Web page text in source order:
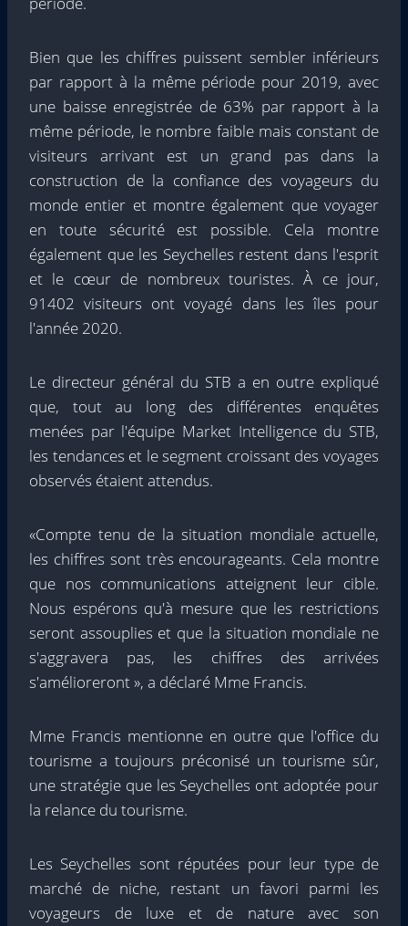
Bien que les chiffres puissent sembler inférieurs
par rapport à la même période pour 2019, avec
une baisse enregistrée de 63% par rapport à la
même période, le nombre faible mais constant de
visiteurs arrivant est un grand pas dans la
construction de la confiance des voyageurs du
monde entier et montre également que voyager
en toute sécurité est possible. Cela montre
également que les Seychelles restent dans l'esprit
et le cœur de nombreux touristes. À ce jour,
91402 visiteurs ont voyagé dans les îles pour
l'année 2020.
Le directeur général du STB a en outre expliqué
que, tout au long des différentes enquêtes
menées par l'équipe Market Intelligence du STB,
les tendances et le segment croissant des voyages
observés étaient attendus.
«Compte tenu de la situation mondiale actuelle,
les chiffres sont très encourageants. Cela montre
que nos communications atteignent leur cible.
Nous espérons qu'à mesure que les restrictions
seront assouplies et que la situation mondiale ne
s'aggravera pas, les chiffres des arrivées
s'amélioreront », a déclaré Mme Francis.
Mme Francis mentionne en outre que l'office du
tourisme a toujours préconisé un tourisme sûr,
une stratégie que les Seychelles ont adoptée pour
la relance du tourisme.
Les Seychelles sont réputées pour leur type de
marché de niche, restant un favori parmi les
voyageurs de luxe et de nature avec son